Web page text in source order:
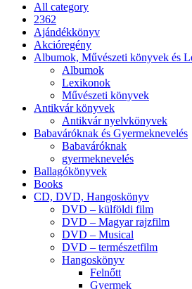
All category
2362
Ajándékkönyv
Akcióregény
Albumok, Művészeti könyvek és
Albumok
Lexikonok
Művészeti könyvek
Antikvár könyvek
Antikvár nyelvkönyvek
Babaváróknak és Gyermeknevelés
Babaváróknak
gyermeknevelés
Ballagókönyvek
Books
CD, DVD, Hangoskönyv
DVD – külföldi film
DVD – Magyar rajzfilm
DVD – Musical
DVD – természetfilm
Hangoskönyv
Felnőtt
Gyermek